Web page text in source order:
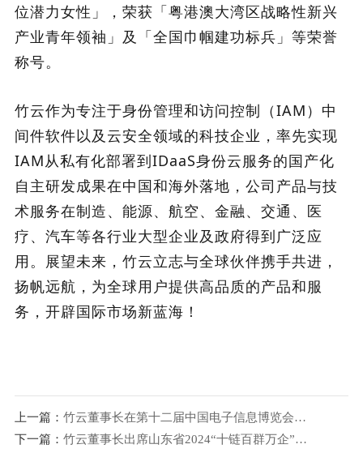
位潜力女性」，荣获「粤港澳大湾区战略性新兴
产业青年领袖」及「全国巾帼建功标兵」等荣誉
称号。
竹云作为专注于身份管理和访问控制（IAM）中
间件软件以及云安全领域的科技企业，率先实现
IAM从私有化部署到IDaaS身份云服务的国产化
自主研发成果在中国和海外落地，公司产品与技
术服务在制造、能源、航空、金融、交通、医
疗、汽车等各行业大型企业及政府得到广泛应
用。展望未来，竹云立志与全球伙伴携手共进，
扬帆远航，为全球用户提供高品质的产品和服
务，开辟国际市场新蓝海！
上一篇：
竹云董事长在第十二届中国电子信息博览会开幕峰会暨全国“专精特新”电子信息行业论坛作主题演讲
下一篇：
竹云董事长出席山东省2024“十链百群万企”融链固链专项行动启动仪式并作主题演讲